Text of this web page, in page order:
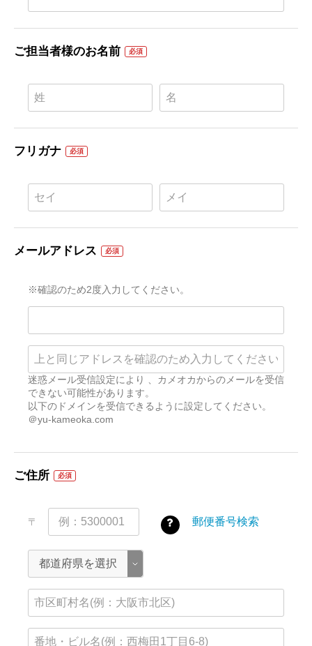
ご担当者様のお名前 必須
フリガナ 必須
メールアドレス 必須
※確認のため2度入力してください。
迷惑メール受信設定により 、カメオカからのメールを受信
できない可能性があります。
以下のドメインを受信できるように設定してください。
＠yu-kameoka.com
ご住所 必須
〒 郵便番号検索